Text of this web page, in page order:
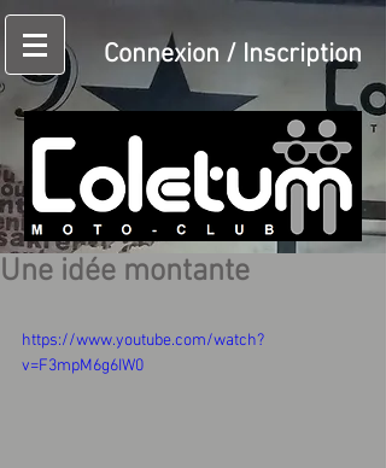
Connexion / Inscription
Une idée montante
https://www.youtube.com/watch?
v=F3mpM6g6IW0